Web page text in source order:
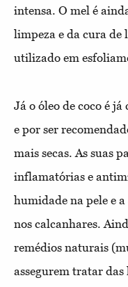
intensa. O mel é
limpeza e da cura de
utilizado em
Já o óleo de coco é
e por ser
mais secas. As suas
inflamatórias e
humidade na pele e
nos calcanhares.
remédios naturais
assegurem tratar das